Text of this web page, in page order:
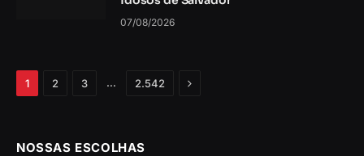
07/08/2026
1 2 3 … 2.542 Próximo
NOSSAS ESCOLHAS